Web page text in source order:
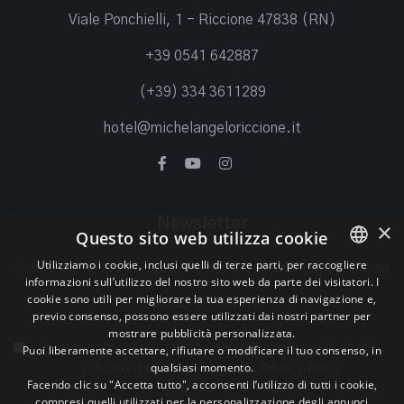
Viale Ponchielli, 1 - Riccione 47838 (RN)
+39 0541 642887
(+39) 334 3611289
hotel@michelangeloriccione.it
Iscriviti alla nostra newsletter e ricevi le nostre migliori offerte
Acconsento al trattamento dei dati forniti per le finalità
indicate dall'informativa sulla
ITALIAN
ENGLISH
GERMAN
×
Questo sito web utilizza cookie
Utilizziamo i cookie, inclusi quelli di terze parti, per raccogliere
informazioni sull’utilizzo del nostro sito web da parte dei visitatori. I
cookie sono utili per migliorare la tua esperienza di navigazione e,
previo consenso, possono essere utilizzati dai nostri partner per
mostrare pubblicità personalizzata.
Puoi liberamente accettare, rifiutare o modificare il tuo consenso, in
qualsiasi momento.
Facendo clic su "Accetta tutto", acconsenti l’utilizzo di tutti i cookie,